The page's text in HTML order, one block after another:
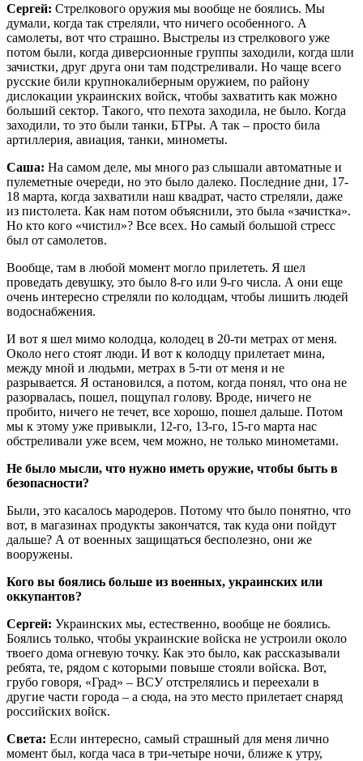
Сергей: Стрелкового оружия мы вообще не боялись. Мы
думали, когда так стреляли, что ничего особенного. А
самолеты, вот что страшно. Выстрелы из стрелкового уже
потом были, когда диверсионные группы заходили, когда шли
зачистки, друг друга они там подстреливали. Но чаще всего
русские били крупнокалиберным оружием, по району
дислокации украинских войск, чтобы захватить как можно
больший сектор. Такого, что пехота заходила, не было. Когда
заходили, то это были танки, БТРы. А так – просто била
артиллерия, авиация, танки, минометы.
Саша: На самом деле, мы много раз слышали автоматные и
пулеметные очереди, но это было далеко. Последние дни, 17-
18 марта, когда захватили наш квадрат, часто стреляли, даже
из пистолета. Как нам потом объяснили, это была «зачистка».
Но кто кого «чистил»? Все всех. Но самый большой стресс
был от самолетов.
Вообще, там в любой момент могло прилететь. Я шел
проведать девушку, это было 8-го или 9-го числа. А они еще
очень интересно стреляли по колодцам, чтобы лишить людей
водоснабжения.
И вот я шел мимо колодца, колодец в 20-ти метрах от меня.
Около него стоят люди. И вот к колодцу прилетает мина,
между мной и людьми, метрах в 5-ти от меня и не
разрывается. Я остановился, а потом, когда понял, что она не
разорвалась, пошел, пощупал голову. Вроде, ничего не
пробито, ничего не течет, все хорошо, пошел дальше. Потом
мы к этому уже привыкли, 12-го, 13-го, 15-го марта нас
обстреливали уже всем, чем можно, не только минометами.
Не было мысли, что нужно иметь оружие, чтобы быть в
безопасности?
Были, это касалось мародеров. Потому что было понятно, что
вот, в магазинах продукты закончатся, так куда они пойдут
дальше? А от военных защищаться бесполезно, они же
вооружены.
Кого вы боялись больше из военных, украинских или
оккупантов?
Сергей: Украинских мы, естественно, вообще не боялись.
Боялись только, чтобы украинские войска не устроили около
твоего дома огневую точку. Как это было, как рассказывали
ребята, те, рядом с которыми повыше стояли войска. Вот,
грубо говоря, «Град» – ВСУ отстрелялись и переехали в
другие части города – а сюда, на это место прилетает снаряд
российских войск.
Света: Если интересно, самый страшный для меня лично
момент был, когда часа в три-четыре ночи, ближе к утру,